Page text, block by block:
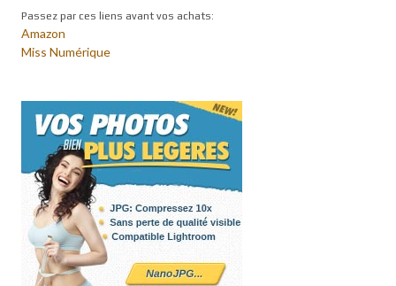
Passez par ces liens avant vos achats:
Amazon
Miss Numérique